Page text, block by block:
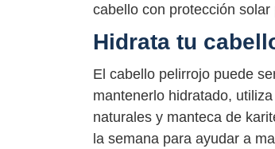
cabello con protección
Hidrata tu
El cabello pelirrojo puede
mantenerlo hidratado,
naturales y manteca de
la semana para ayudar a